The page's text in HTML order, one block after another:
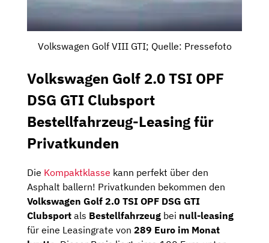
Volkswagen Golf VIII GTI; Quelle: Pressefoto
Volkswagen Golf 2.0 TSI OPF
DSG GTI Clubsport
Bestellfahrzeug-Leasing für
Privatkunden
Die Kompaktklasse kann perfekt über den
Asphalt ballern! Privatkunden bekommen den
Volkswagen Golf 2.0 TSI OPF DSG GTI
Clubsport als Bestellfahrzeug bei null-leasing
für eine Leasingrate von 289 Euro im Monat